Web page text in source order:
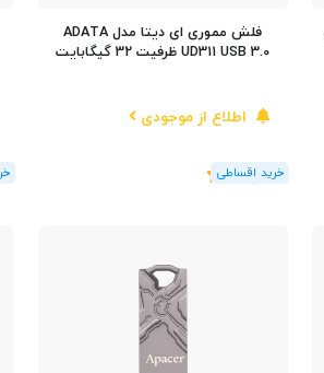
فلش مموری ای دیتا مدل ADATA
UD311 USB 3.0 ظرفیت 32 گیگابایت
اطلاع از موجودی
(1رای)
5
(1